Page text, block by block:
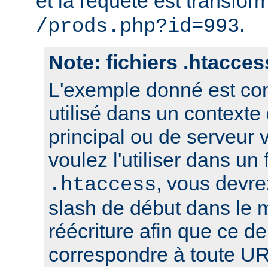
/prods.php?id=993.
Note: fichiers
L'exemple donné est
utilisé dans un contexte
principal ou de serveur
voulez l'utiliser dans un
.htaccess, vous
slash de début dans le
réécriture afin que ce
correspondre à toute